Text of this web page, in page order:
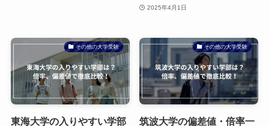
2025年4月1日
その他の大学受験
東海大学の入りやすい学部
その他の大学受験
筑波大学の偏差値・倍率一